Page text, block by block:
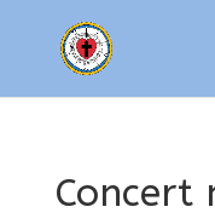
Concert